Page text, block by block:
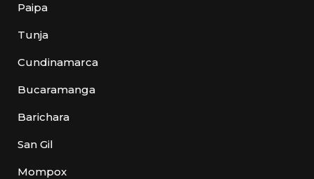
Paipa
Tunja
Cundinamarca
Bucaramanga
Barichara
San Gil
Mompox